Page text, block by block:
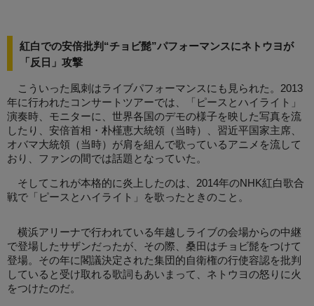
紅白での安倍批判“チョビ髭”パフォーマンスにネトウヨが
「反日」攻撃
こういった風刺はライブパフォーマンスにも見られた。2013
年に行われたコンサートツアーでは、「ピースとハイライト」
演奏時、モニターに、世界各国のデモの様子を映した写真を流
したり、安倍首相・朴槿恵大統領（当時）、習近平国家主席、
オバマ大統領（当時）が肩を組んで歌っているアニメを流して
おり、ファンの間では話題となっていた。
そしてこれが本格的に炎上したのは、2014年のNHK紅白歌合
戦で「ピースとハイライト」を歌ったときのこと。
横浜アリーナで行われている年越しライブの会場からの中継
で登場したサザンだったが、その際、桑田はチョビ髭をつけて
登場。その年に閣議決定された集団的自衛権の行使容認を批判
していると受け取れる歌詞もあいまって、ネトウヨの怒りに火
をつけたのだ。